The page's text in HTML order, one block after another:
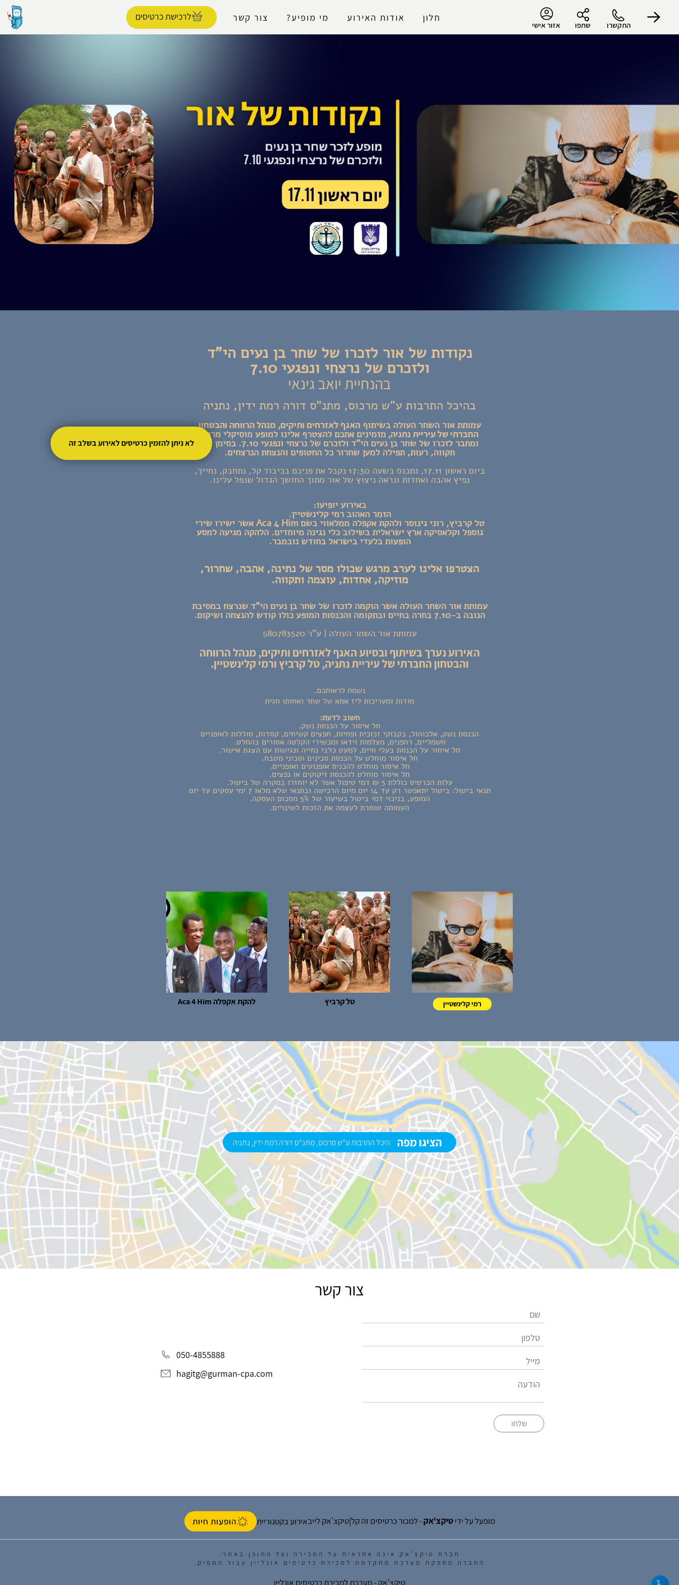
התקשרו שתפו אזור אישי
חלון אודות האירוע מי מופיע? צור קשר לרכישת כרטיסים
התנתק
היכל התרבות ע"ש מרכוס, מתנ"ס דורה רמת ידין, נתניה|17.11.2024 | שעת התחלה 17:30
נקודות של אור לזכרו של שחר בן נעים הי"ד
ולזכרם של נרצחי ונפגעי 7.10
בהנחיית יואב גינאי
בהיכל התרבות ע"ש מרכוס, מתנ"ס דורה רמת ידין, נתניה
עמותת אור השחר העולה בשיתוףהאגף לאזרחים ותיקים, מנהל הרווחה והבטחון
החברתי של עיריית נתניה, מזמינים אתכם להצטרף אלינו למופע מוסיקלי מרגש
ומחבר לזכרו של שחר בן נעים הי"ד ולזכרם של נרצחי ונפגעי 7.10. בסימן של
תקווה, רעות, תפילה למען שחרור כל החטופים והנצחת הנרצחים.
ביום ראשון 17.11, נתכנס בשעה 17:30 נקבל את פניכם בכיבוד קל, נתחבק, נחייך,
נפיץ אהבה ואחדות ונראה ניצוץ של אור מתוך החושך הגדול שנפל עלינו.
באירוע יופיעו:
הזמר האהוב רמי קלינשטיין.
טל קרביץ, רוני גינוסר ולהקת אקפלה ממלאווי בשם Aca 4 Him אשר ישירו שירי
גוספל וקלאסיקה ארץ ישראלית בשילוב כלי נגינה מיוחדים. הלהקה מגיעה למסע
הופעות בלעדי בישראל בחודש נובמבר.
הצטרפו אלינו לערב מרגש שכולו מסר של נתינה, אהבה, שחרור,
מוזיקה, אחדות, עוצמה ותקווה.
עמותת אור השחר העולה אשר הוקמה לזכרו של שחר בן נעים הי"ד שנרצח במסיבת
הנובה ב-7.10 בחרה בחיים ובתקומה והכנסות המופע כולו קודש להנצחה ושיקום.
עמותת אור השחר העולה | ע"ר 580783520
האירוע נערך בשיתוף ובסיוע האגף לאזרחים ותיקים, מנהל הרווחה
והבטחון החברתי של עיריית נתניה, טל קרביץ ורמי קלינשטיין.
נשמח לראותכם.
מודות ומעריכות ליז אמא של שחר ואחותו חגית
חשוב לדעת:
חל איסור על הכנסת נשק.
הכנסת נשק, אלכוהול, בקבוקי זכוכית ופחיות, חפצים קשיחים, קסדות, סוללות לאופניים
חשמליים, רחפנים, מצלמות וידאו ומכשירי הקלטה אסורים בהחלט.
חל איסור על הכנסת בעלי חיים, למעט כלבי נחייה ונגישות עם הצגת אישור.
חל איסור מוחלט על הכנסת סכינים וסכיני מטבח.
חל איסור מוחלט להכניס אופנועים ואופניים.
חל איסור מוחלט להכנסת זיקוקים או נפצים.
עלות הכרטיס כוללת 5 ₪ דמי טיפול אשר לא יוחזרו במקרה של ביטול.
תנאי ביטול: ביטול יתאפשר רק עד 14 יום מיום הרכישה ובתנאי שלא מלאו 7 ימי עסקים עד יום
המופע, בניכוי דמי ביטול בשיעור של 5% מסכום העסקה.
העמותה שומרת לעצמה את הזכות לשינויים.
רמי קלינשטיין טל קרביץ להקת אקפלה Aca 4 Him
הציגו מפה היכל התרבות ע"ש מרכוס, מתנ"ס דורה רמת ידין, נתניה
צור קשר
שלחו
050-4855888
hagitg@gurman-cpa.com
מופעל על ידיטיקצ'אק- למכור כרטיסים זה קל|טיקצ'אק לייבאירוע בקטגוריית הופעות חיות
חברת טיקצ'אק אינה אחראית על המכירה ועל התוכן באתר.
החברה מספקת מערכת מתקדמת למכירת כרטיסים אונליין עבור המפיק.
טיקצ'אק - מערכת למכירת כרטיסים אונליין
לא ניתן להזמין כרטיסים לאירוע בשלב זה